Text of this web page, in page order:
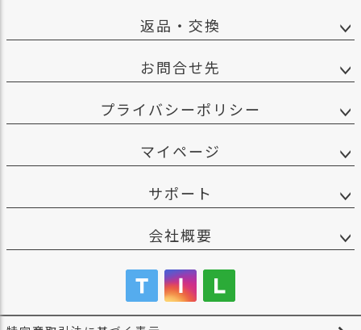
返品・交換
お問合せ先
プライバシーポリシー
マイページ
サポート
会社概要